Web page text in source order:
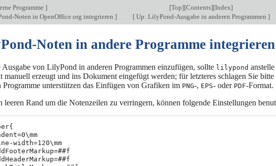
Programme] [Top][Contents][Index]
Noten in OpenOffice.org integrieren ] [Up: LilyPond-Ausgabe in anderen Programmen ]
Noten in andere Programme integrieren
von LilyPond in anderen Programmen einzufügen, sollte lilypond
manuell erzeugt und ins Dokument eingefügt werden; für letzteres schlagen Sie
Programme unterstützen das Einfügen von Grafiken im PNG-, EPS- oder PDF-Format.
leeren Rand um die Notenzeilen zu verringern, können folgende Einstellungen
width=120\mm